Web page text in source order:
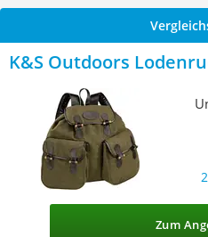
K&S Outdoors
Zum